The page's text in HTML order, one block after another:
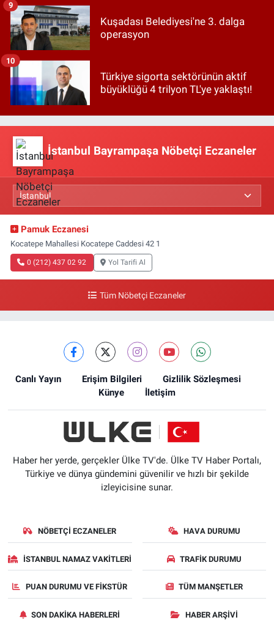
Kuşadası Belediyesi'ne 3. dalga
operasyon
9
Türkiye sigorta sektörünün aktif
büyüklüğü 4 trilyon TL'ye yaklaştı!
10
İstanbul Bayrampaşa Nöbetçi Eczaneler
Pamuk Eczanesi
Kocatepe Mahallesi Kocatepe Caddesi 42 1
0 (212) 437 02 92 Yol Tarifi Al
Tüm Nöbetçi Eczaneler
Canlı Yayın Erişim Bilgileri
Gizlilik Sözleşmesi
Künye
İletişim
Haber her yerde, gerçekler Ülke TV'de. Ülke TV Haber Portalı,
Türkiye ve dünya gündemini güvenilir ve hızlı bir şekilde
izleyicisine sunar.
NÖBETÇI ECZANELER HAVA DURUMU
İSTANBUL NAMAZ VAKITLERI TRAFIK DURUMU
PUAN DURUMU VE FIKSTÜR TÜM MANŞETLER
SON DAKIKA HABERLERI HABER ARŞIVI